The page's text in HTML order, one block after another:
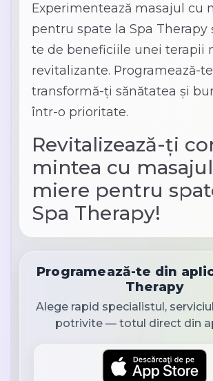
Experimentează masajul cu
pentru spate la Spa Therapy
te de beneficiile unei terapii
revitalizante. Programează-
transformă-ți sănătatea și
într-o prioritate.
Revitalizează-ți
mintea cu
miere pentru
Spa Therapy!
Programează-te din
Therapy
Alege rapid specialistul,
potrivite — totul direct din